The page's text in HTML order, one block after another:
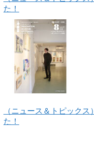
た！
（ニュース＆トピック
た！